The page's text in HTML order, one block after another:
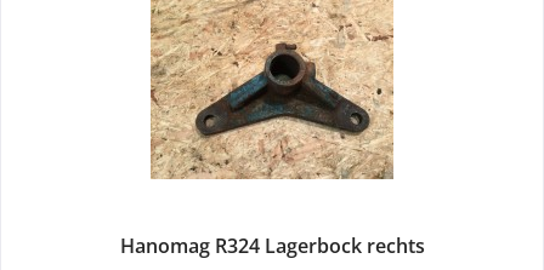
Hanomag R324 Lagerbock rechts